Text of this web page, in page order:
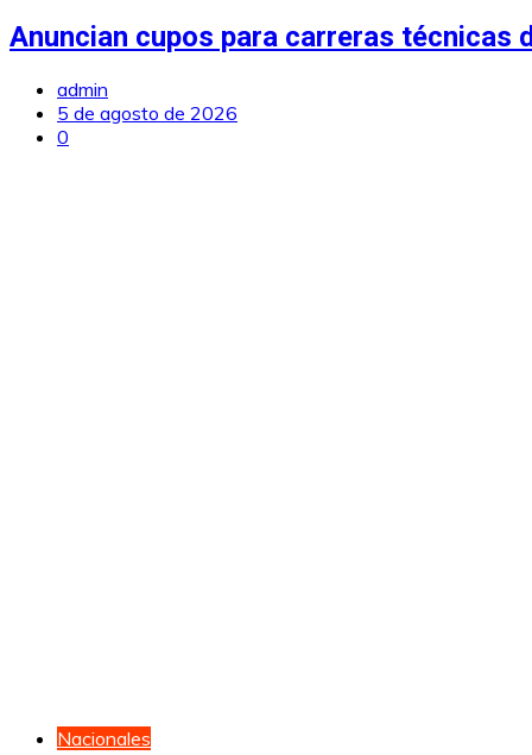
Anuncian cupos para carreras técnicas
admin
5 de agosto de 2026
0
Nacionales